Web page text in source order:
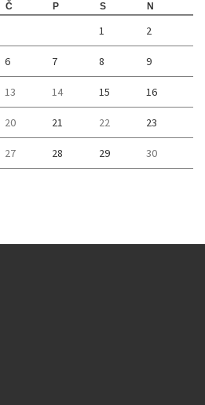
Č P S N
1 2
6 7 8 9
13 14 15 16
20 21 22 23
27 28 29
30